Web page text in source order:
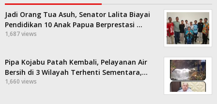
Jadi Orang Tua Asuh, Senator Lalita Biayai
Pendidikan 10 Anak Papua Berprestasi …
1,687 views
Pipa Kojabu Patah Kembali, Pelayanan Air
Bersih di 3 Wilayah Terhenti Sementara,…
1,660 views